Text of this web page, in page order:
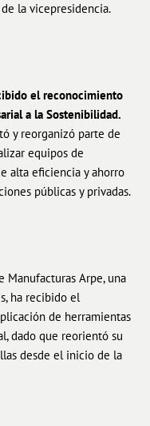
la vicepresidencia.
el reconocimiento
a la Sostenibilidad.
y reorganizó parte de
equipos de
alta eficiencia y ahorro
públicas y privadas.
Manufacturas Arpe, una
ha recibido el
de herramientas
dado que reorientó su
desde el inicio de la